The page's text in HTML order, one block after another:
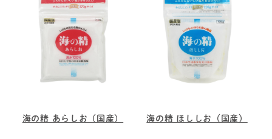
海の精 あらしお（国産） 海の精 ほししお（国産）